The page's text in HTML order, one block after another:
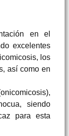
en el
excelentes
los
así como en
siendo
para esta